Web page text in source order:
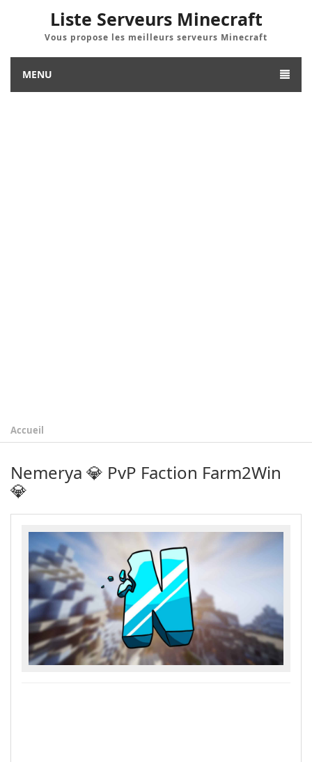
Liste Serveurs Minecraft
Vous propose les meilleurs serveurs Minecraft
MENU
Accueil
Nemerya 💎 PvP Faction Farm2Win
💎